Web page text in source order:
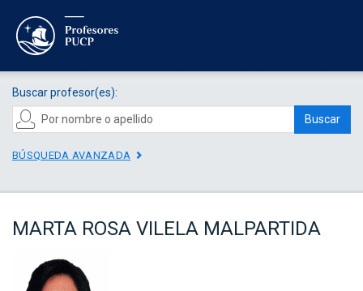
Buscar profesor(es):
Buscar
BÚSQUEDA AVANZADA
MARTA ROSA VILELA MALPARTIDA